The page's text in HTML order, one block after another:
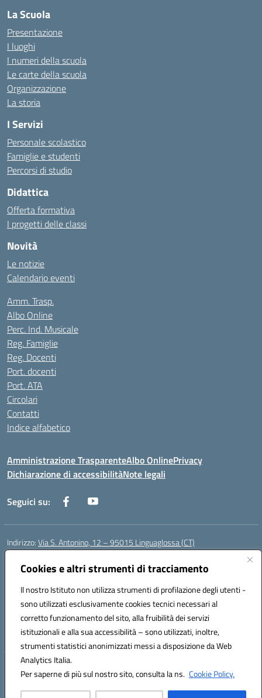
Cookies e altri strumenti di tracciamento
Il nostro Istituto non utilizza strumenti di profilazione degli utenti -
sono utilizzati esclusivamente cookies tecnici necessari al
corretto funzionamento del sito, alla fruibilità dei servizi
istituzionali e alla sua accessibilità – sono utilizzati, inoltre,
strumenti statistici anonimizzati messi a disposizione da Web
Analytics Italia.
Per saperne di più sul nostro sito, consulta la ns. Cookie Policy.
La Scuola
Presentazione
I luoghi
I numeri della scuola
Le carte della scuola
Organizzazione
La storia
I Servizi
Personale scolastico
Famiglie e studenti
Percorsi di studio
Didattica
Offerta formativa
I progetti delle classi
Novità
Le notizie
Calendario eventi
Amm. Trasp.
Albo Online
Perc. Ind. Musicale
Reg. Famiglie
Reg. Docenti
Port. docenti
Port. ATA
Circolari
Contatti
Indice alfabetico
Amministrazione TrasparenteAlbo OnlinePrivacy
Dichiarazione di accessibilitàNote legali
Seguici su:
Indirizzo:Via S. Antonino, 12 – 95015 Linguaglossa (CT)
Centralino:
Posta elettronica certificata (PEC):ctic83200r@pec.istruzione.it
Codice fiscale: 83002470876
Codice meccanografico:CTIC83200R
Codice Indice delle Pubbliche Amministrazioni (IPA): istsc_CTIC83200R
Codice unico di fatturazione (CUF): UF7TEB
Hosting & Powered by 3D Solution S.r.l.
Concept & Design by Designers Italia